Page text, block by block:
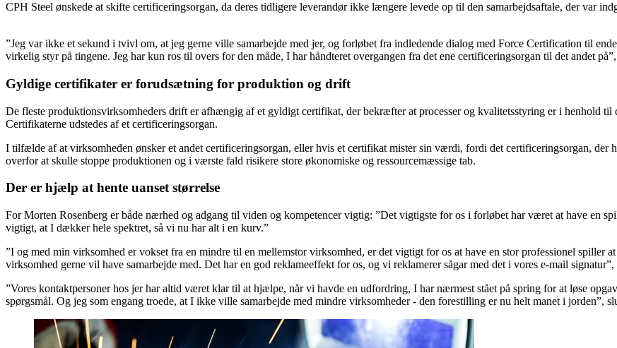
CPH Steel ønskede at skifte certificeringsorgan, da deres tidligere leverandør ikke længere levede op til den samarbejdsaftale, der var
”Jeg var ikke et sekund i tvivl om, at jeg gerne ville samarbejde med jer, og forløbet fra indledende dialog med Force Certification til
virkelig styr på tingene. Jeg har kun ros til overs for den måde, I har håndteret overgangen fra det ene certificeringsorgan til det andet
Gyldige certifikater er forudsætning for produktion og drift
De fleste produktionsvirksomheders drift er afhængig af et gyldigt certifikat, der bekræfter at processer og kvalitetsstyring er i henhold
Certifikaterne udstedes af et certificeringsorgan.
I tilfælde af at virksomheden ønsker et andet certificeringsorgan, eller hvis et certifikat mister sin værdi, fordi det certificeringsorgan, der
overfor at skulle stoppe produktionen og i værste fald risikere store økonomiske og ressourcemæssige tab.
Der er hjælp at hente uanset størrelse
For Morten Rosenberg er både nærhed og adgang til viden og kompetencer vigtig: ”Det vigtigste for os i forløbet har været at have en
vigtigt, at I dækker hele spektret, så vi nu har alt i en kurv.”
”I og med min virksomhed er vokset fra en mindre til en mellemstor virksomhed, er det vigtigt for os at have en stor professionel spiller
virksomhed gerne vil have samarbejde med. Det har en god reklameeffekt for os, og vi reklamerer sågar med det i vores e-mail
”Vores kontaktpersoner hos jer har altid været klar til at hjælpe, når vi havde en udfordring, I har nærmest stået på spring for at løse
spørgsmål. Og jeg som engang troede, at I ikke ville samarbejde med mindre virksomheder - den forestilling er nu helt manet i jorden”,